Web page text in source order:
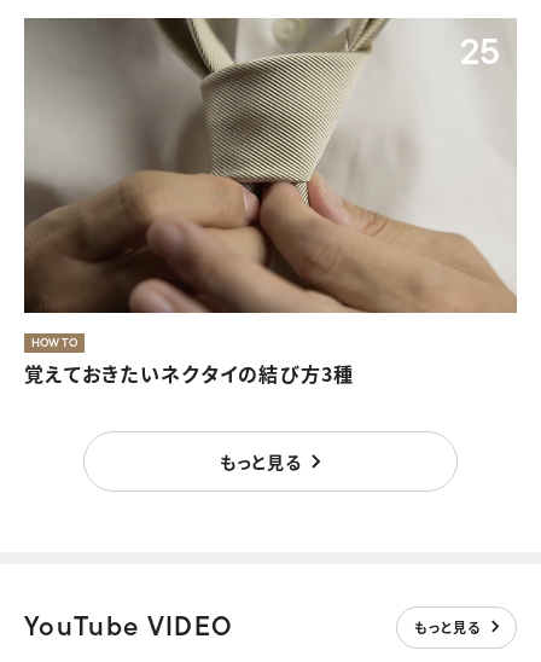
25
HOW TO
覚えておきたいネクタイの結び方3種
もっと見る
夏のレディースオフィスカジュアルは、素材と色で涼し
もっと見る
YouTube VIDEO もっと見る